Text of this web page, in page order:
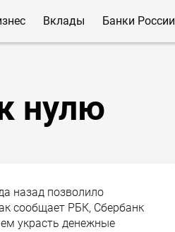
Вклады Банки России
нулю
назад позволило
сообщает РБК, Сбербанк
украсть денежные